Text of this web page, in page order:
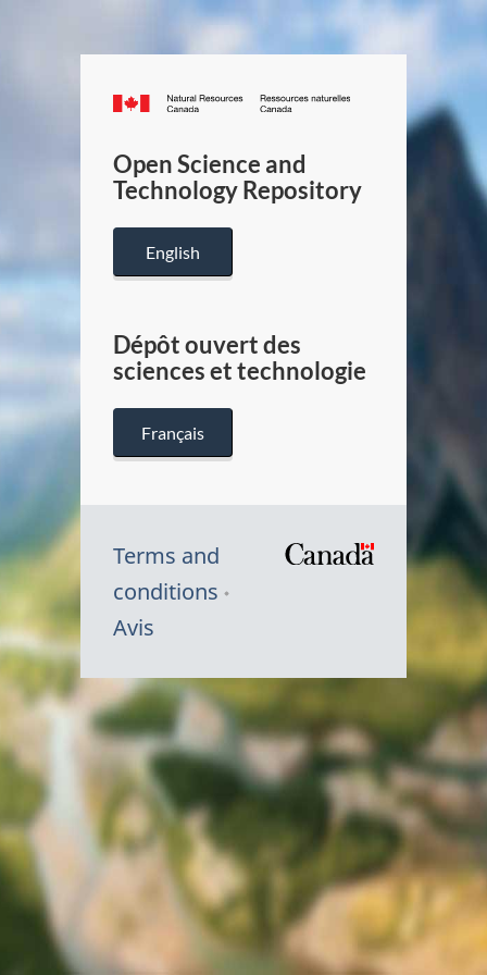
Canada.ca
/
Canada
Open Science and
Technology Repository
English
Dépôt ouvert des
sciences et technologie
Français
Terms and
conditions
Avis
Canada